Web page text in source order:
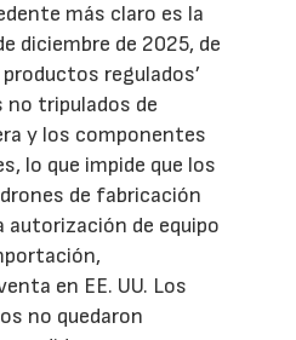
más claro es la
diciembre de 2025, de
regulados’
tripulados de
y los componentes
lo que impide que los
de fabricación
autorización de equipo
en EE. UU. Los
no quedaron